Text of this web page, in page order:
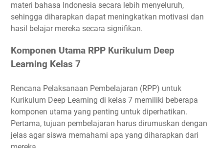
materi bahasa Indonesia secara lebih menyeluruh,
sehingga diharapkan dapat meningkatkan motivasi dan
hasil belajar mereka secara signifikan.
Komponen Utama RPP Kurikulum Deep
Learning Kelas 7
Rencana Pelaksanaan Pembelajaran (RPP) untuk
Kurikulum Deep Learning di kelas 7 memiliki beberapa
komponen utama yang penting untuk diperhatikan.
Pertama, tujuan pembelajaran harus dirumuskan dengan
jelas agar siswa memahami apa yang diharapkan dari